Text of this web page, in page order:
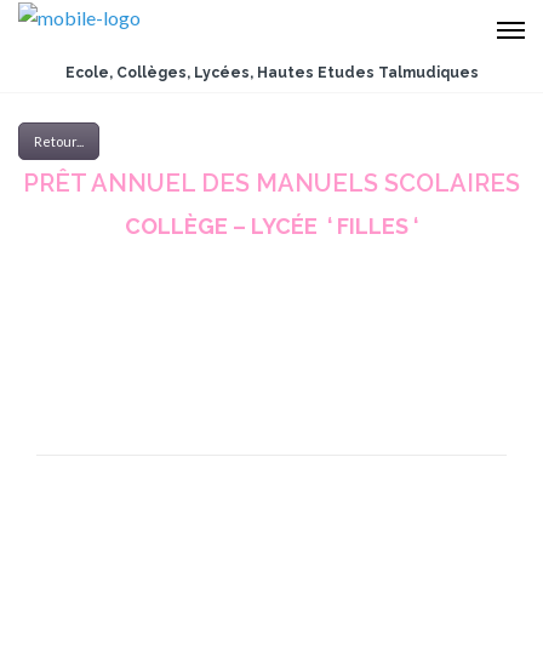
Ecole, Collèges, Lycées, Hautes Etudes Talmudiques
Retour...
PRÊT ANNUEL DES MANUELS SCOLAIRES
COLLÈGE – LYCÉE ‘ FILLES ‘